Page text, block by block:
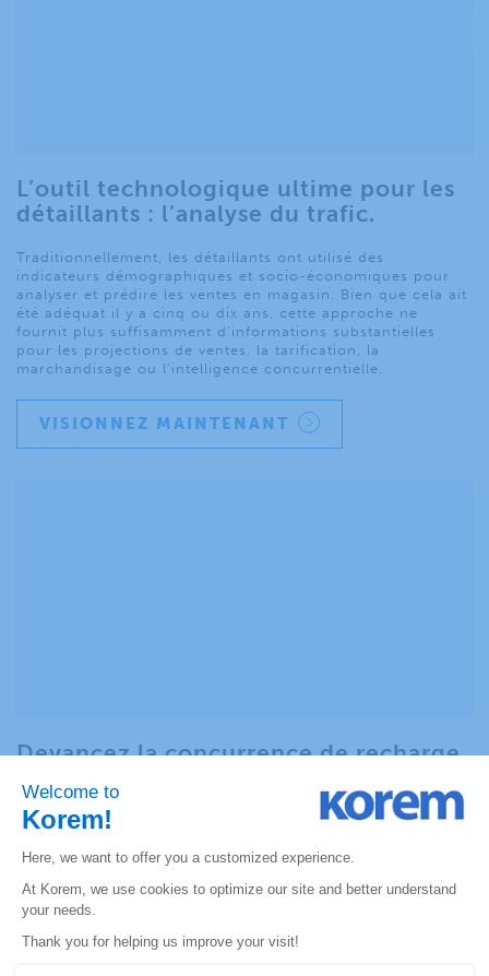
L’outil technologique ultime pour les
détaillants : l’analyse du trafic.
Traditionnellement, les détaillants ont utilisé des
indicateurs démographiques et socio-économiques pour
analyser et prédire les ventes en magasin. Bien que cela ait
été adéquat il y a cinq ou dix ans, cette approche ne
fournit plus suffisamment d’informations substantielles
pour les projections de ventes, la tarification, la
marchandisage ou l’intelligence concurrentielle.
VISIONNEZ MAINTENANT
Devancez la concurrence de recharge
VÉ : stratégie de localisation pour
optimiser l’utilisation des bornes de
recharge
désormais essentielles à de nombreux processus basés sur
les données, et elles constituent un facteur différenciateur
optimale pour les bornes de recharge VÉ. Apprenez